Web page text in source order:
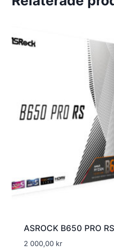
ASROCK B650 PRO
2 000,00 kr